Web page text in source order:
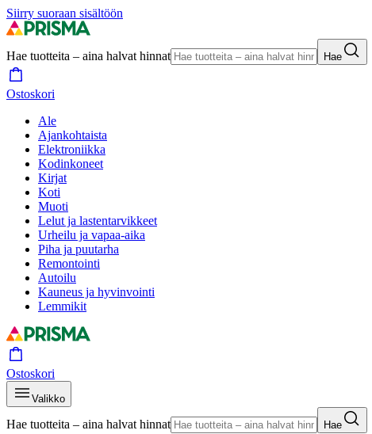
Siirry suoraan sisältöön
Hae tuotteita – aina halvat hinnat Hae
Ostoskori
Ale
Ajankohtaista
Elektroniikka
Kodinkoneet
Kirjat
Koti
Muoti
Lelut ja lastentarvikkeet
Urheilu ja vapaa-aika
Piha ja puutarha
Remontointi
Autoilu
Kauneus ja hyvinvointi
Lemmikit
Ostoskori
Valikko
Hae tuotteita – aina halvat hinnat Hae